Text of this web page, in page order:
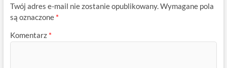
Twój adres e-mail nie zostanie opublikowany.Wymagane pola
są oznaczone *
Komentarz *